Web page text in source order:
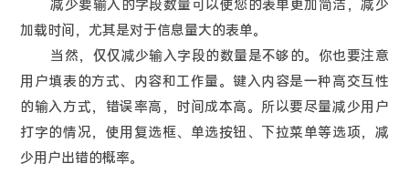
减少要输入的字段数量可以使您的表单更加简洁，减少
加载时间，尤其是对于信息量大的表单。
当然，仅仅减少输入字段的数量是不够的。你也要注意
用户填表的方式、内容和工作量。键入内容是一种高交互性
的输入方式，错误率高，时间成本高。所以要尽量减少用户
打字的情况，使用复选框、单选按钮、下拉菜单等选项，减
少用户出错的概率。